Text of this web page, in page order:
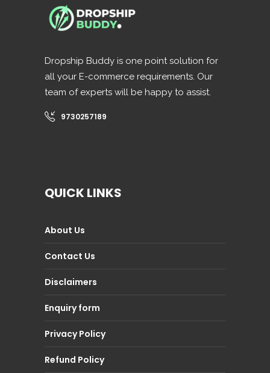
Dropship Buddy is one point solution for
all your E-commerce requirements. Our
team of experts will be happy to assist.
9730257189
QUICK LINKS
About Us
Contact Us
Disclaimers
Enquiry form
Privacy Policy
Refund Policy